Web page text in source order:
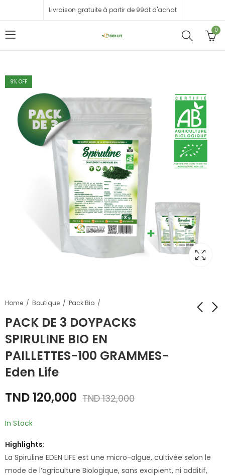
Livraison gratuite à partir de 99dt d'achat
0
9% OFF
Home Boutique Pack Bio
PACK DE 3 DOYPACKS
SPIRULINE BIO EN
PAILLETTES-100 GRAMMES-
Eden Life
SPIRULINE 100
GELULES-500 mg-
120comprimés-Eden
Life
TND120,000 TND132,000
In Stock
Highlights:
La Spiruline EDEN LIFE est une micro-algue, cultivée selon le
mode de l’agriculture Biologique, sans excipient, ni additif,